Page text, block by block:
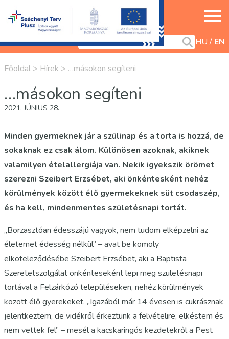
HU EN
Főoldal > Hírek > …másokon segíteni
…másokon segíteni
2021. JÚNIUS 28.
Minden gyermeknek jár a szülinap és a torta is hozzá, de
sokaknak ez csak álom. Különösen azoknak, akiknek
valamilyen ételallergiája van. Nekik igyekszik örömet
szerezni Szeibert Erzsébet, aki önkéntesként nehéz
körülmények között élő gyermekeknek süt csodaszép,
és ha kell, mindenmentes születésnapi tortát.
„Borzasztóan édesszájú vagyok, nem tudom elképzelni az
életemet édesség nélkül” – avat be komoly
elköteleződésébe Szeibert Erzsébet, aki a Baptista
Szeretetszolgálat önkénteseként lepi meg születésnapi
tortával a Felzárkózó településeken, nehéz körülmények
között élő gyerekeket. „Igazából már 14 évesen is cukrásznak
jelentkeztem, de vidékről érkeztünk a felvételire, elkéstem és
nem vettek fel” – mesél a kacskaringós kezdetekről a Pest